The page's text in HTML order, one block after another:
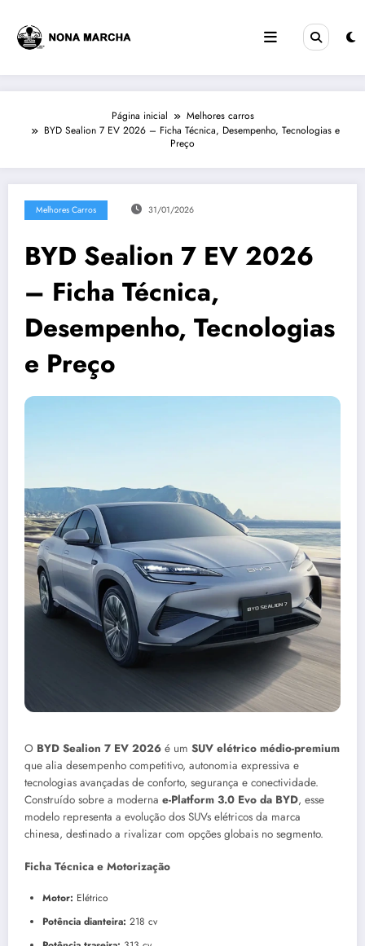
conteúdo
Página inicial
Melhores carros
BYD Sealion 7 EV 2026 – Ficha Técnica, Desempenho, Tecnologias e
Preço
Melhores Carros 31/01/2026
BYD Sealion 7 EV 2026
– Ficha Técnica,
Desempenho, Tecnologias
e Preço
O BYD Sealion 7 EV 2026 é um SUV elétrico médio-premium
que alia desempenho competitivo, autonomia expressiva e
tecnologias avançadas de conforto, segurança e conectividade.
Construído sobre a moderna e-Platform 3.0 Evo da BYD, esse
modelo representa a evolução dos SUVs elétricos da marca
chinesa, destinado a rivalizar com opções globais no segmento.
Ficha Técnica e Motorização
Motor: Elétrico
Potência dianteira: 218 cv